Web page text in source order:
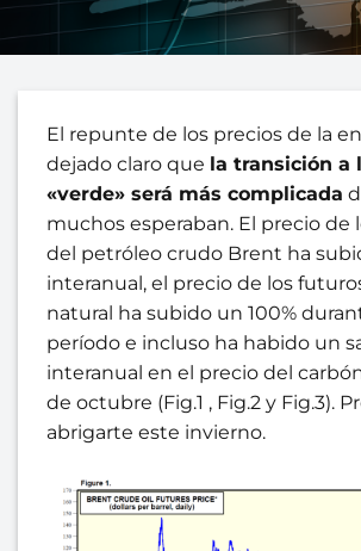
El repunte de los precios de la
dejado claro que la transición a
«verde» será más complicada
muchos esperaban. El precio de
del petróleo crudo Brent ha
interanual, el precio de los
natural ha subido un 100%
período e incluso ha habido un
interanual en el precio del
de octubre (Fig.1 , Fig.2 y Fig.3).
abrigarte este invierno.